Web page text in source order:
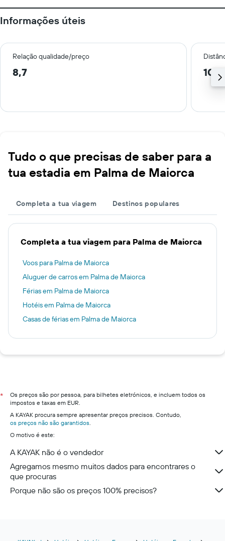
Informações úteis
Relação qualidade/preço
8,7
Tudo o que precisas de saber para a
tua estadia em Palma de Maiorca
Completa a tua viagem Destinos populares
Completa a tua viagem para Palma de Maiorca
Voos para Palma de Maiorca
Aluguer de carros em Palma de Maiorca
Férias em Palma de Maiorca
Hotéis em Palma de Maiorca
Casas de férias em Palma de Maiorca
*
Os preços são por pessoa, para bilhetes eletrónicos, e incluem todos os
impostos e taxas em EUR.
A KAYAK procura sempre apresentar preços precisos. Contudo,
os preços não são garantidos.
O motivo é este:
A KAYAK não é o vendedor
Agregamos mesmo muitos dados para encontrares o
que procuras
Porque não são os preços 100% precisos?